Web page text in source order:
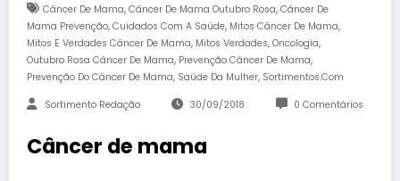
Câncer De Mama, Câncer De Mama Outubro Rosa, Câncer De
Mama Prevenção, Cuidados Com A Saúde, Mitos Câncer De Mama,
Mitos E Verdades Câncer De Mama, Mitos Verdades, Oncologia,
Outubro Rosa Câncer De Mama, Prevenção Câncer De Mama,
Prevenção Do Câncer De Mama, Saúde Da Mulher, Sortimentos.com
Sortimento Redação 30/09/2018 0 Comentários
Câncer de mama